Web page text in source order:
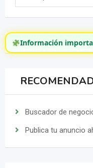
Información
Buscador de
Publica tu anuncio